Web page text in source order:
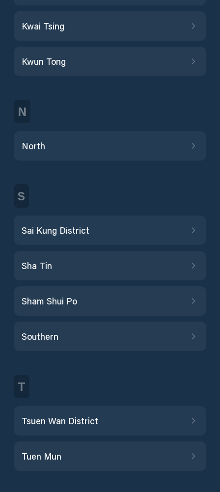
Kwai Tsing
Kwun Tong
N
North
S
Sai Kung District
Sha Tin
Sham Shui Po
Southern
T
Tsuen Wan District
Tuen Mun